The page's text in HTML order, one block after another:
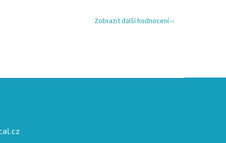
Zobrazit další hodnocení